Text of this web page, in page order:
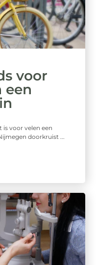
voor
een
is voor velen een
doorkruist ...